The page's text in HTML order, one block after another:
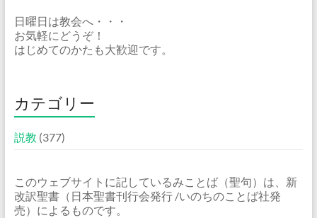
日曜日は教会へ・・・
お気軽にどうぞ！
はじめてのかたも大歓迎です。
カテゴリー
説教 (377)
このウェブサイトに記しているみことば（聖句）は、新
改訳聖書（日本聖書刊行会発行 /いのちのことば社発
売）によるものです。